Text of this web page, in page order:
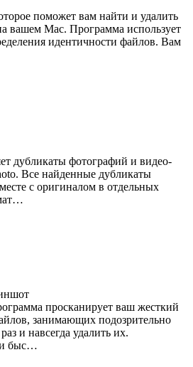
поможет вам найти и удалить
вашем Mac. Программа использует
идентичности файлов. Вам
дубликаты фотографий и видео-
Все найденные дубликаты
с оригиналом в отдельных
просканирует ваш жесткий
занимающих подозрительно
и навсегда удалить их.
и быс…